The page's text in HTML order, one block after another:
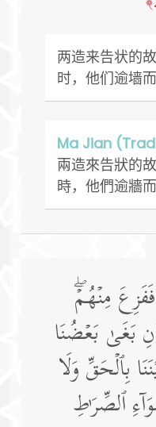
两造来告状的
时，他们逾墙
Ma Jian
兩造來告狀的
時，他們逾牆
مِنۡهُمۡۖ
بَغَىٰ بَعۡضُنَا
بِٱلۡحَقِّ وَلَا
ٱلصِّرَ ٰ⁠طِ